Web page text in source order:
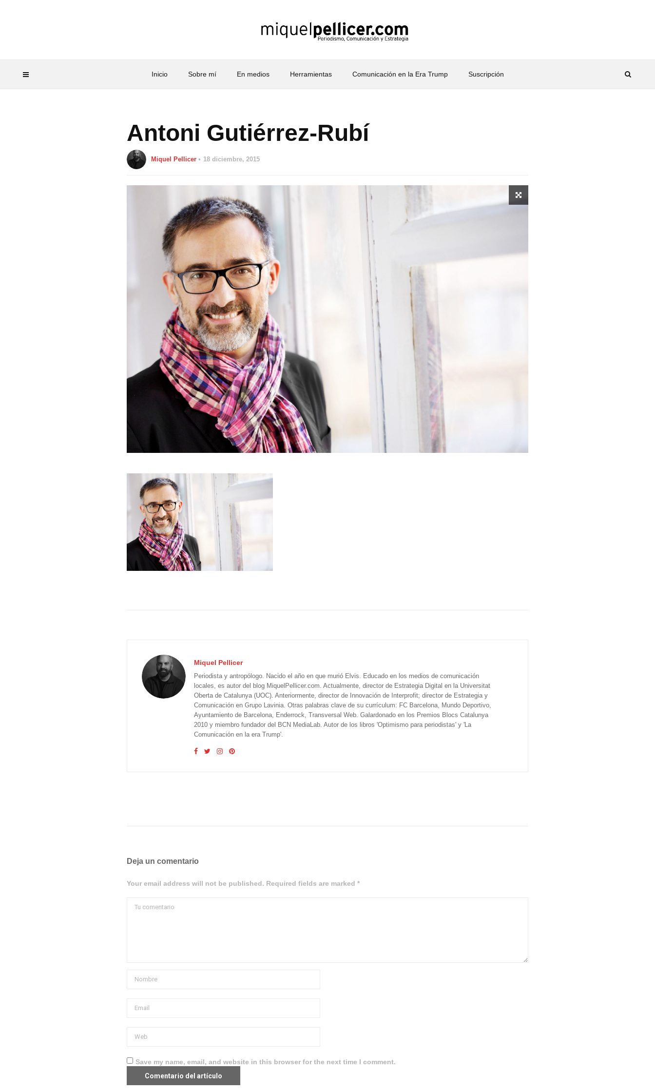
Inicio Sobre mí En medios Herramientas Comunicación en la Era Trump Suscripción
Antoni Gutiérrez-Rubí
Miquel Pellicer 18 diciembre, 2015
Miquel Pellicer
Periodista y antropólogo. Nacido el año en que murió Elvis. Educado en los medios de comunicación
locales, es autor del blog MiquelPellicer.com. Actualmente, director de Estrategia Digital en la Universitat
Oberta de Catalunya (UOC). Anteriormente, director de Innovación de Interprofit; director de Estrategia y
Comunicación en Grupo Lavinia. Otras palabras clave de su currículum: FC Barcelona, Mundo Deportivo,
Ayuntamiento de Barcelona, Enderrock, Transversal Web. Galardonado en los Premios Blocs Catalunya
2010 y miembro fundador del BCN MediaLab. Autor de los libros 'Optimismo para periodistas' y 'La
Comunicación en la era Trump'.
Deja un comentario
Your email address will not be published. Required fields are marked *
Save my name, email, and website in this browser for the next time I comment.